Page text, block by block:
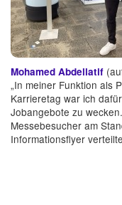
Mohamed Abdellatif
„In meiner Funktion als
Karrieretag war ich
Jobangebote zu
Messebesucher am
Informationsflyer